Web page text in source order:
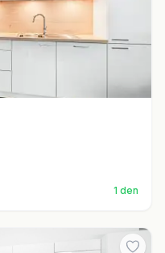
1 den